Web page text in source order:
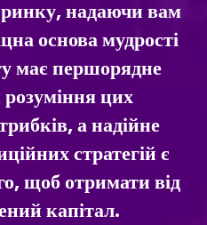
ринку, надаючи вам
основа мудрості
має першорядне
цих
а надійне
стратегій є
щоб отримати від
капітал.